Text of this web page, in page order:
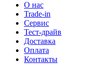
О нас
Trade-in
Сервис
Тест-драйв
Доставка
Оплата
Контакты